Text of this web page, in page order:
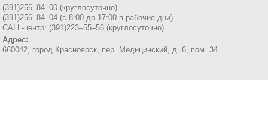
(391)256–84–00 (круглосуточно)
(391)256–84–04 (с 8:00 до 17:00 в рабочие дни)
CALL-центр: (391)223–55–56 (круглосуточно)
Адрес:
660042, город Красноярск, пер. Медицинский, д. 6, пом. 34.